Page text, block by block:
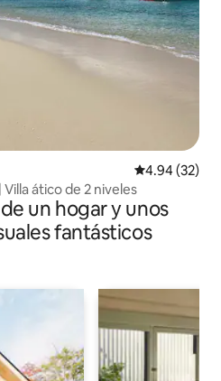
Calificación
4.94 (32)
ático de 2 niveles
un hogar y unos
fantásticos